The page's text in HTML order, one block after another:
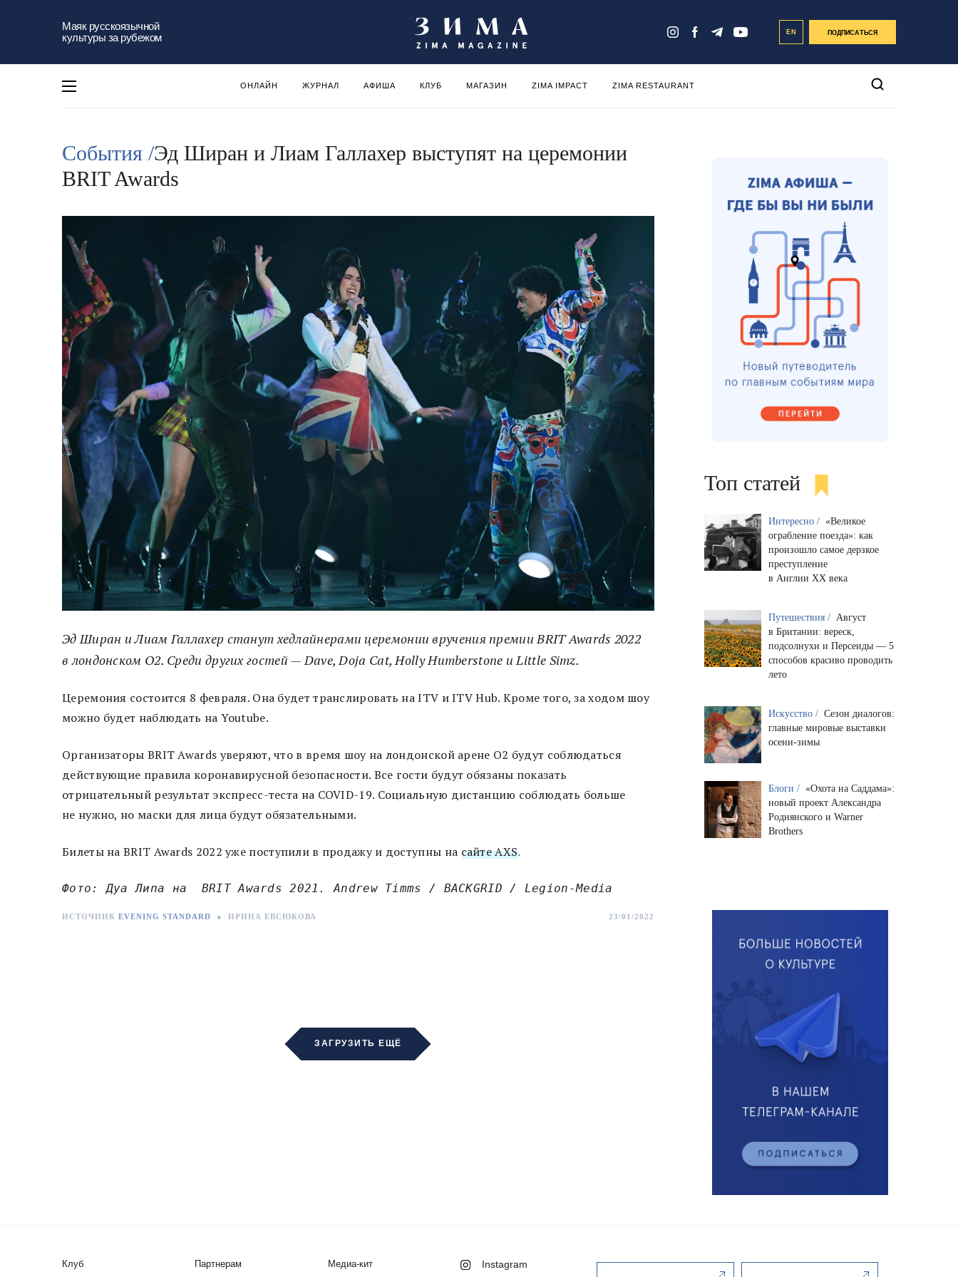
Маяк русскоязычной
культуры за рубежом
EN ПОДПИСАТЬСЯ
ОНЛАЙН ЖУРНАЛ АФИША КЛУБ МАГАЗИН ZIMA IMPACT ZIMA RESTAURANT
События /Эд Ширан и Лиам Галлахер выступят на церемонии
BRIT Awards
Эд Ширан и Лиам Галлахер станут хедлайнерами церемонии вручения премии BRIT Awards 2022
в лондонском O2. Среди других гостей — Dave, Doja Cat, Holly Humberstone и Little Simz.
Церемония состоится 8 февраля. Она будет транслировать на ITV и ITV Hub. Кроме того, за ходом шоу
можно будет наблюдать на Youtube.
Организаторы BRIT Awards уверяют, что в время шоу на лондонской арене O2 будут соблюдаться
действующие правила коронавирусной безопасности. Все гости будут обязаны показать
отрицательный результат экспресс-теста на COVID-19. Социальную дистанцию соблюдать больше
не нужно, но маски для лица будут обязательными.
Билеты на BRIT Awards 2022 уже поступили в продажу и доступны на сайте AXS.
Фото: Дуа Липа на  BRIT Awards 2021. Andrew Timms / BACKGRID / Legion-Media
ИСТОЧНИК EVENING STANDARD ● ИРИНА ЕВСЮКОВА 23/01/2022
ЗАГРУЗИТЬ ЕЩЁ
Топ статей
Интересно / «Великое
ограбление поезда»: как
произошло самое дерзкое
преступление
в Англии XX века
Путешествия / Август
в Британии: вереск,
подсолнухи и Персеиды — 5
способов красиво проводить
лето
Искусство / Сезон диалогов:
главные мировые выставки
осени-зимы
Блоги / «Охота на Саддама»:
новый проект Александра
Роднянского и Warner
Brothers
Клуб Партнерам Медиа-кит Instagram